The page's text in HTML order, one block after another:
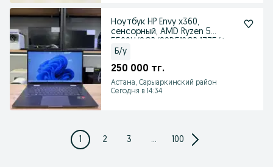
Ноутбук HP Envy x360,
сенсорный, AMD Ryzen 5
Б/у
250 000 тг.
Астана, Сарыаркинский район
Сегодня в 14:34
1 2 3 ... 100